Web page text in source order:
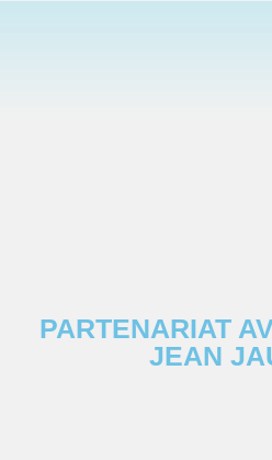
PARTENARIAT
JEAN